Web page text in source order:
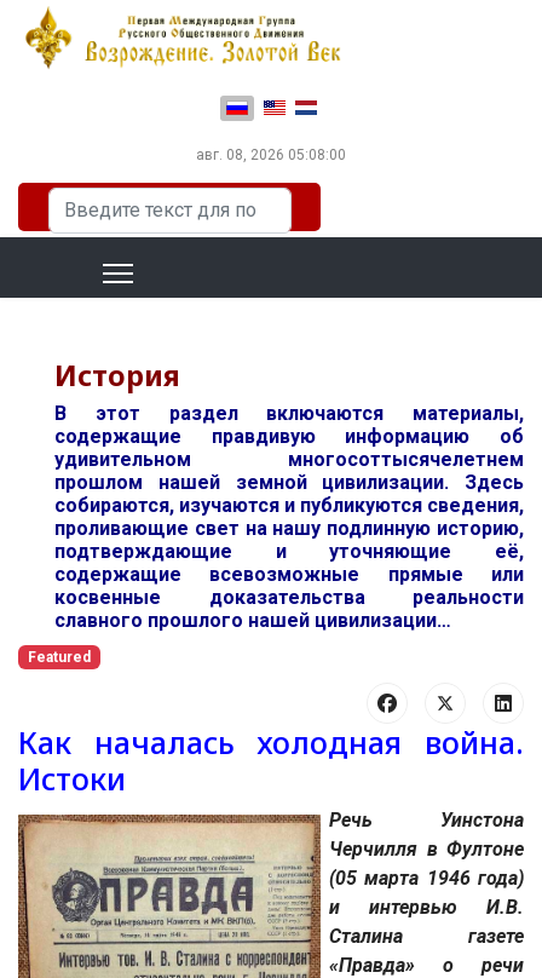
Выберите язык
авг. 08, 2026 05:08:01
Искать...
История
В этот раздел включаются материалы,
содержащие правдивую информацию об
удивительном многосоттысячелетнем
прошлом нашей земной цивилизации. Здесь
собираются, изучаются и публикуются сведения,
проливающие свет на нашу подлинную историю,
подтверждающие и уточняющие её,
содержащие всевозможные прямые или
косвенные доказательства реальности
славного прошлого нашей цивилизации…
Featured
Как началась холодная война.
Истоки
Речь Уинстона
Черчилля в Фултоне
(05 марта 1946 года)
и интервью И.В.
Сталина газете
«Правда» о речи